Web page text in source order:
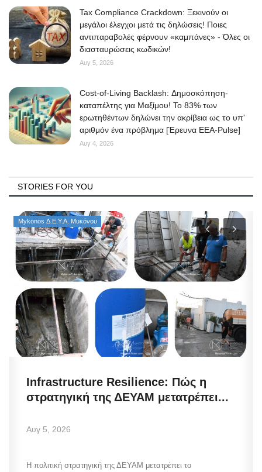
Tax Compliance Crackdown: Ξεκινούν οι
μεγάλοι έλεγχοι μετά τις δηλώσεις! Ποιες
αντιπαραβολές φέρνουν «καμπάνες» - Όλες οι
διασταυρώσεις κωδικών!
Αυγ 5, 2026
Cost-of-Living Backlash: Δημοσκόπηση-
καταπέλτης για Μαξίμου! Το 83% των
ερωτηθέντων δηλώνει την ακρίβεια ως το υπ'
αριθμόν ένα πρόβλημα [Έρευνα ΕΕΑ-Pulse]
Αυγ 4, 2026
STORIES FOR YOU
Mykonos Δ.Ε.Υ.Α. Μυκόνου
Infrastructure Resilience: Πώς η
στρατηγική της ΔΕΥΑΜ μετατρέπει...
Αυγ 5, 2026
Η πολιτική στρατηγική της ΔΕΥΑΜ μετατρέπει το